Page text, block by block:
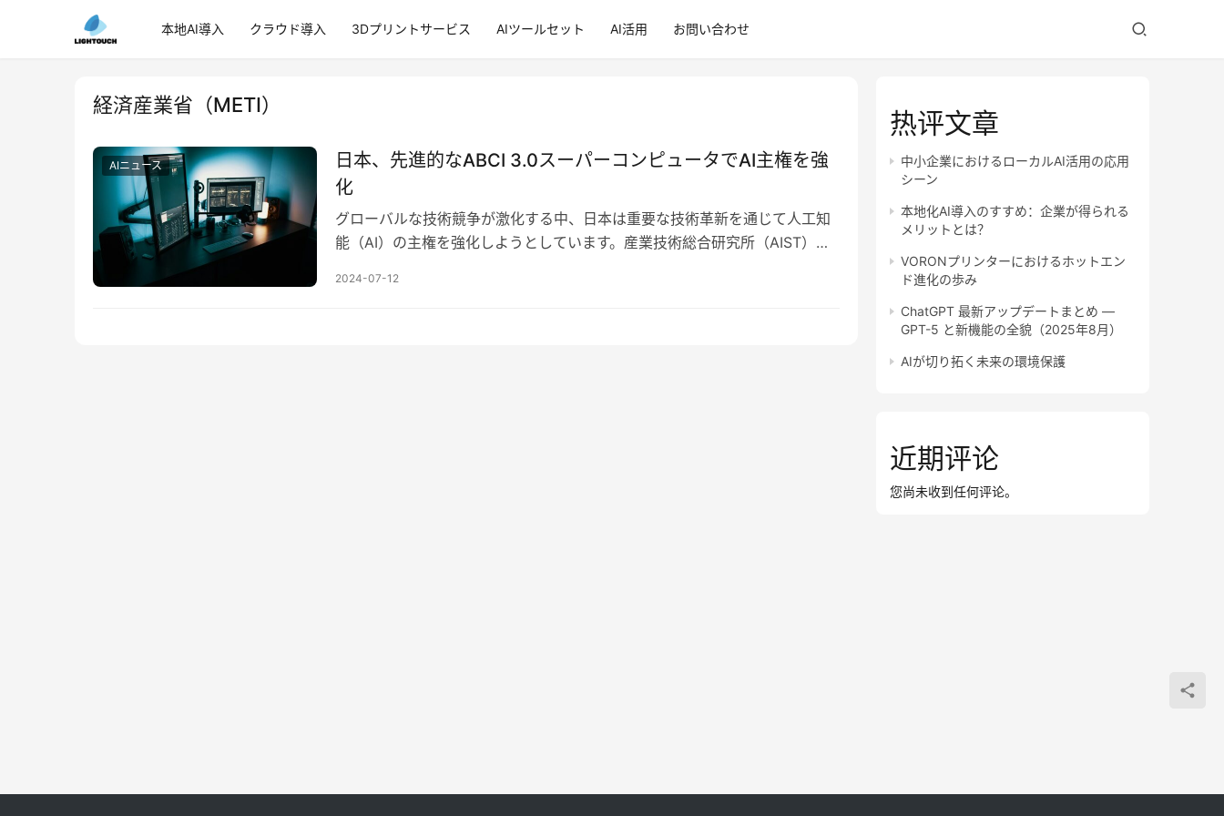
本地AI導入 クラウド導入 3Dプリントサービス AIツールセット AI活用 お問い合わせ
経済産業省（METI）
AIニュース
日本、先進的なABCI 3.0スーパーコンピュータでAI主権を強
化
グローバルな技術競争が激化する中、日本は重要な技術革新を通じて人工知
能（AI）の主権を強化しようとしています。産業技術総合研究所（AIST）
2024-07-12
热评文章
中小企業におけるローカルAI活用の応用
シーン
本地化AI導入のすすめ：企業が得られる
メリットとは？
VORONプリンターにおけるホットエン
ド進化の歩み
ChatGPT 最新アップデートまとめ —
GPT-5 と新機能の全貌（2025年8月）
AIが切り拓く未来の環境保護
近期评论
您尚未收到任何评论。